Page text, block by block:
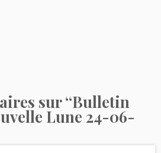
sur “Bulletin
Lune 24-06-